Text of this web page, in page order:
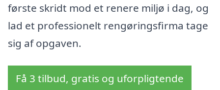
første skridt mod et renere miljø i dag, og
lad et professionelt rengøringsfirma tage
sig af opgaven.
Få 3 tilbud, gratis og uforpligtende